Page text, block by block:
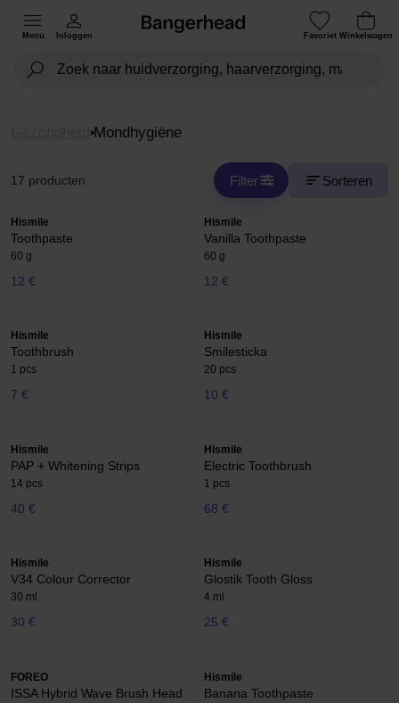
Menu Inloggen Favoriet Winkelwagen
Mondhygiëne
17 producten Filter Sorteren
Hismile
Toothpaste
60 g
12 €
Hismile
Vanilla Toothpaste
60 g
12 €
Hismile
Toothbrush
1 pcs
7 €
Hismile
Smilesticka
20 pcs
10 €
Hismile
PAP + Whitening Strips
14 pcs
40 €
Hismile
Electric Toothbrush
1 pcs
68 €
Hismile
V34 Colour Corrector
30 ml
30 €
Hismile
Glostik Tooth Gloss
4 ml
25 €
FOREO
ISSA Hybrid Wave Brush Head
Hismile
Banana Toothpaste